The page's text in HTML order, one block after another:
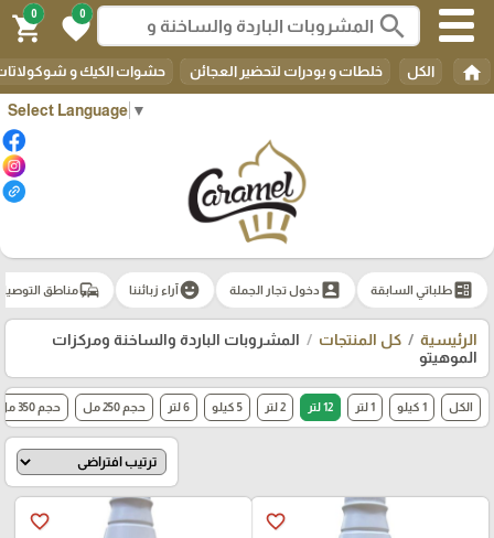
Select Language ▼
search
0
favorite
0
shopping_cart
home الكل خلطات و بودرات لتحضير العجائن حشوات الكيك و
ballotطلباتي السابقة account_box دخول تجار الجملة emoji_emotionsآراء زبائننا commuteمناطق
الرئيسية كل المنتجات
المشروبات الباردة والساخنة ومركزات
الموهيتو
الكل 1 كيلو 1 لتر 12 لتر 2 لتر 5 كيلو 6 لتر حجم 250 مل حجم 350 مل
favorite_border
favorite_border